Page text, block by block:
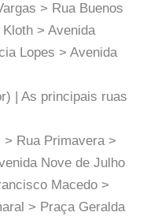
> Rua Buenos
> Avenida
Lopes > Avenida
| As principais ruas
Rua Primavera >
Nove de Julho
Macedo >
> Praça Geralda